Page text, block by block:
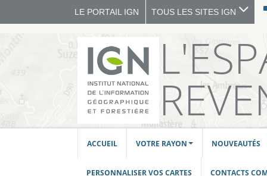
LE PORTAIL IGN TOUS LES SITES IGN
ACCUEIL VOTRE RAYON NOUVEAUTÉS
PERSONNALISER VOS CARTES CONTACTS